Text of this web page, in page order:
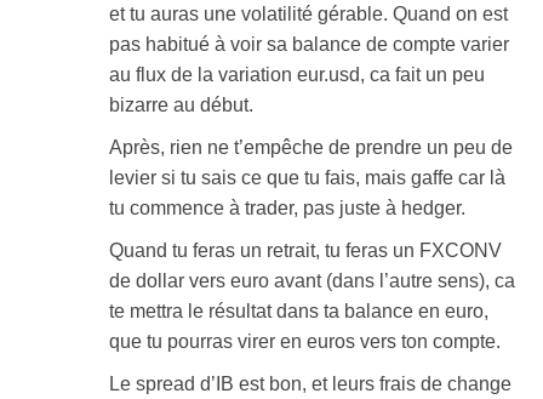
et tu auras une volatilité gérable. Quand on est
pas habitué à voir sa balance de compte varier
au flux de la variation eur.usd, ca fait un peu
bizarre au début.
Après, rien ne t’empêche de prendre un peu de
levier si tu sais ce que tu fais, mais gaffe car là
tu commence à trader, pas juste à hedger.
Quand tu feras un retrait, tu feras un FXCONV
de dollar vers euro avant (dans l’autre sens), ca
te mettra le résultat dans ta balance en euro,
que tu pourras virer en euros vers ton compte.
Le spread d’IB est bon, et leurs frais de change